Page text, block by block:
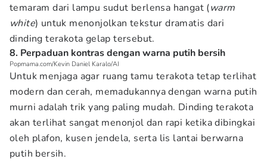
temaram dari lampu sudut berlensa hangat (warm
white) untuk menonjolkan tekstur dramatis dari
dinding terakota gelap tersebut.
8. Perpaduan kontras dengan warna putih bersih
Popmama.com/Kevin Daniel Karalo/AI
Untuk menjaga agar ruang tamu terakota tetap terlihat
modern dan cerah, memadukannya dengan warna putih
murni adalah trik yang paling mudah. Dinding terakota
akan terlihat sangat menonjol dan rapi ketika dibingkai
oleh plafon, kusen jendela, serta lis lantai berwarna
putih bersih.